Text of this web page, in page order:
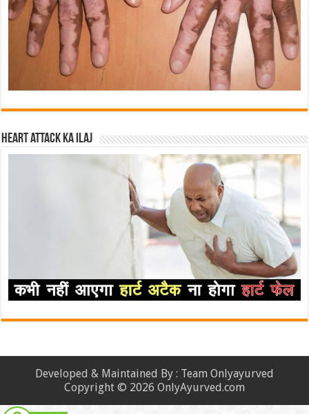
Heart attack ka ilaj
Developed & Maintained By : Team Onlyayurved
Copyright © 2026 OnlyAyurved.com